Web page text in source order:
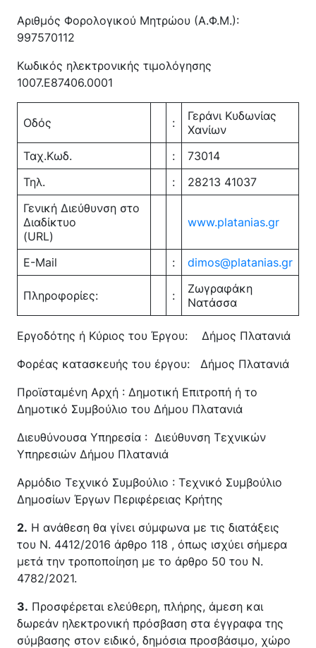
Αριθμός Φορολογικού Μητρώου (Α.Φ.Μ.):
997570112
Κωδικός ηλεκτρονικής τιμολόγησης
1007.E87406.0001
Οδός :
Γεράνι Κυδωνίας
Χανίων
Ταχ.Κωδ.
:
73014
Τηλ.
:
28213 41037
Γενική Διεύθυνση στο
Διαδίκτυο
(URL)
www.platanias.gr
E-Mail : dimos@platanias.gr
Πληροφορίες: :
Ζωγραφάκη
Νατάσσα
Εργοδότης ή Κύριος του Έργου: Δήμος Πλατανιά
Φορέας κατασκευής του έργου: Δήμος Πλατανιά
Προϊσταμένη Αρχή : Δημοτική Επιτροπή ή το
Δημοτικό Συμβούλιο του Δήμου Πλατανιά
Διευθύνουσα Υπηρεσία : Διεύθυνση Τεχνικών
Υπηρεσιών Δήμου Πλατανιά
Αρμόδιο Τεχνικό Συμβούλιο : Τεχνικό Συμβούλιο
Δημοσίων Έργων Περιφέρειας Κρήτης
2. Η ανάθεση θα γίνει σύμφωνα με τις διατάξεις
του Ν. 4412/2016 άρθρο 118 , όπως ισχύει σήμερα
μετά την τροποποίηση με το άρθρο 50 του Ν.
4782/2021.
3. Προσφέρεται ελεύθερη, πλήρης, άμεση και
δωρεάν ηλεκτρονική πρόσβαση στα έγγραφα της
σύμβασης στον ειδικό, δημόσια προσβάσιμο, χώρο